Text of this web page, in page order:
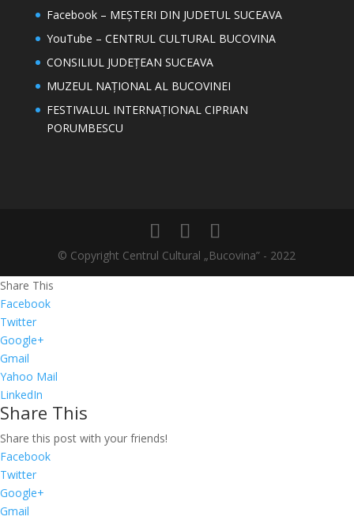
Facebook – MEȘTERI DIN JUDETUL SUCEAVA
YouTube – CENTRUL CULTURAL BUCOVINA
CONSILIUL JUDEȚEAN SUCEAVA
MUZEUL NAȚIONAL AL BUCOVINEI
FESTIVALUL INTERNAȚIONAL CIPRIAN
PORUMBESCU
© Copyright Centrul Cultural „Bucovina” - 2022
Share This
Facebook
Twitter
Google+
Gmail
Yahoo Mail
LinkedIn
Share This
Share this post with your friends!
Facebook
Twitter
Google+
Gmail